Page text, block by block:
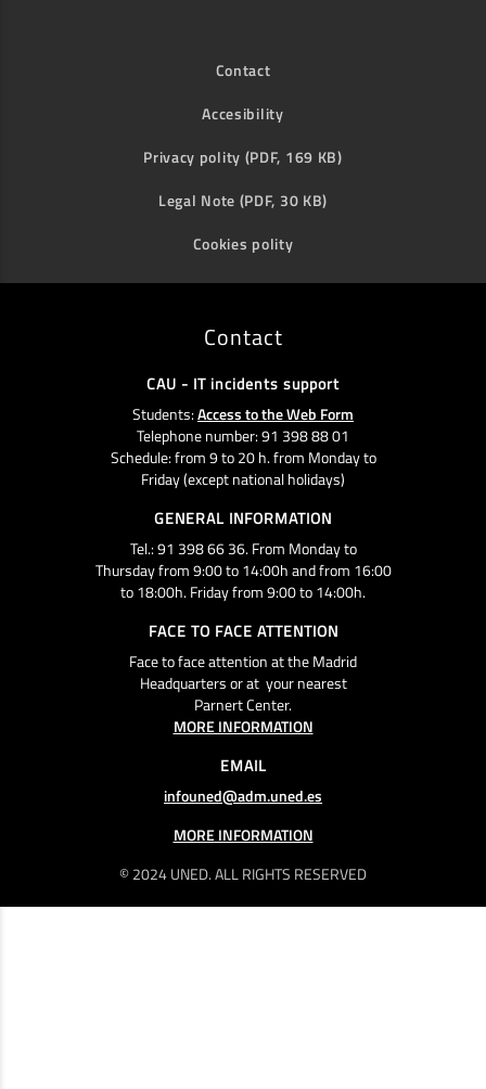
Contact
Accesibility
Privacy polity (PDF, 169 KB)
Legal Note (PDF, 30 KB)
Cookies polity
© 2024 UNED. ALL RIGHTS RESERVED
Contact
CAU - IT incidents support
Students:Access to the Web Form
Telephone number: 91 398 88 01
Schedule: from 9 to 20 h. from Monday to
Friday (except national holidays)
GENERAL INFORMATION
Tel.: 91 398 66 36. From Monday to
Thursday from 9:00 to 14:00h and from 16:00
to 18:00h. Friday from 9:00 to 14:00h.
FACE TO FACE ATTENTION
Face to face attention at the Madrid
Headquarters or at your nearest
Parnert Center.
MORE INFORMATION
EMAIL
infouned@adm.uned.es
MORE INFORMATION